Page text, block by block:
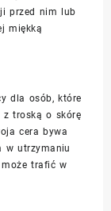
przed nim lub
miękką
dla osób, które
z troską o skórę
cera bywa
w utrzymaniu
trafić w